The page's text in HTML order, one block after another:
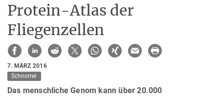
Protein-Atlas der
Fliegenzellen
7. MÄRZ 2016
Schnorrer
Das menschliche Genom kann über 20.000